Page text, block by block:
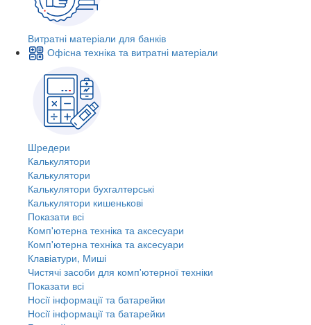
Витратні матеріали для банків
Офісна техніка та витратні матеріали
Шредери
Калькулятори
Калькулятори
Калькулятори бухгалтерські
Калькулятори кишенькові
Показати всі
Комп'ютерна техніка та аксесуари
Комп'ютерна техніка та аксесуари
Клавіатури, Миші
Чистячі засоби для комп'ютерної техніки
Показати всі
Носії інформації та батарейки
Носії інформації та батарейки